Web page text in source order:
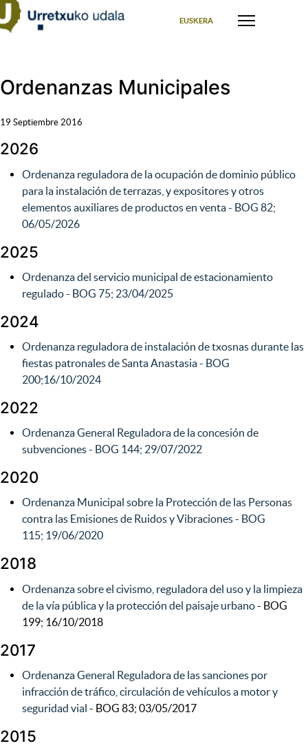
EUSKERA
Ordenanzas Municipales
19 Septiembre 2016
2026
Ordenanza reguladora de la ocupación de dominio público
para la instalación de terrazas, y expositores y otros
elementos auxiliares de productos en venta - BOG 82;
06/05/2026
2025
Ordenanza del servicio municipal de estacionamiento
regulado - BOG 75; 23/04/2025
2024
Ordenanza reguladora de instalación de txosnas durante las
fiestas patronales de Santa Anastasia - BOG
200;16/10/2024
2022
Ordenanza General Reguladora de la concesión de
subvenciones - BOG 144; 29/07/2022
2020
Ordenanza Municipal sobre la Protección de las Personas
contra las Emisiones de Ruidos y Vibraciones - BOG
115; 19/06/2020
2018
Ordenanza sobre el civismo, reguladora del uso y la limpieza
de la vía pública y la protección del paisaje urbano- BOG
199; 16/10/2018
2017
Ordenanza General Reguladora de las sanciones por
infracción de tráfico, circulación de vehículos a motor y
seguridad vial - BOG 83; 03/05/2017
2015